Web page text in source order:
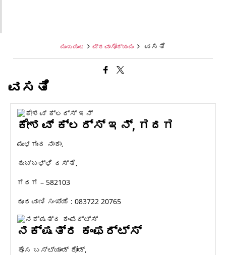
ಮುಖಪುಟ ಪ್ರವಾಸೋದ್ಯಮ ವಸತಿ
ವಸತಿ
ಕೇಶವ್ ಕ್ಲರ್ಸ್ ಇನ್, ಗದಗ
ಮುಳಗುಂದ ನಾಕಾ,
ಹುಬ್ಬಳ್ಳಿ ರಸ್ತೆ,
ಗದಗ – 582103
ದೂರವಾಣಿ ಸಂಖ್ಯೆ : 083722 20765
ನಕ್ಷತ್ರ ಕಂಫರ್ಟ್ಸ್
ಹೊಸ ಬಸ್ಟ್ಯಾಂಡ್ ರೋಡ್,